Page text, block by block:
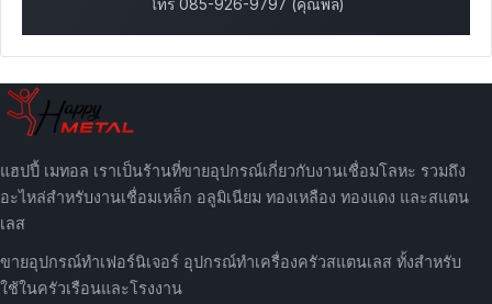
โทร 085-926-9797 (คุณพล)
แฮปปี้ เมทอล เราเป็นร้านที่ขายอุปกรณ์เกี่ยวกับงานเชื่อมโลหะ รวมถึง
อะไหล่สำหรับงานเชื่อมเหล็ก อลูมิเนียม ทองเหลือง ทองแดง และสแตน
เลส
ขายอุปกรณ์ทำเฟอร์นิเจอร์ อุปกรณ์ทำเครื่องครัวสแตนเลส ทั้งสำหรับ
ใช้ในครัวเรือนและโรงงาน